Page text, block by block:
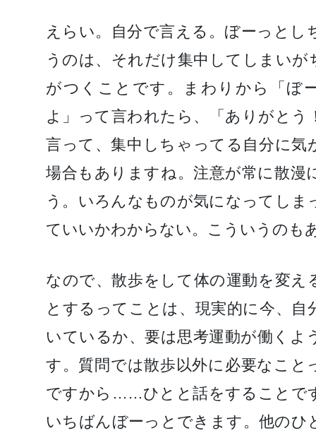
えらい。自分で言える。ぼーっとし
うのは、それだけ集中してしまいが
がつくことです。まわりから「ぼ
よ」って言われたら、「ありがとう
言って、集中しちゃってる自分に気
場合もありますね。注意が常に散漫
う。いろんなものが気になってしま
ていいかわからない。こういうのも
なので、散歩をして体の運動を変え
とするってことは、現実的に今、自
いているか、要は思考運動が働くよ
す。質問では散歩以外に必要なこと
ですから……ひとと話をすることで
いちばんぼーっとできます。他のひ